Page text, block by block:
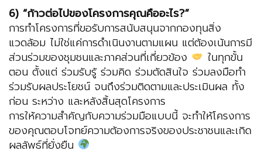
6) “ก้าวต่อไปของโครงการคุณคืออะไร?”
การทำโครงการที่ขอรับการสนับสนุนจากกองทุนสิ่ง
แวดล้อม ไม่ใช่แค่การดำเนินงานตามแผน แต่ต้องเน้นการมี
ส่วนร่วมของชุมชนและภาคส่วนที่เกี่ยวข้อง
ในทุกขั้น
ตอน ตั้งแต่ ร่วมรับรู้ ร่วมคิด ร่วมตัดสินใจ ร่วมลงมือทำ
ร่วมรับผลประโยชน์ จนถึงร่วมติดตามและประเมินผล ทั้ง
ก่อน ระหว่าง และหลังสิ้นสุดโครงการ
การให้ความสำคัญกับความร่วมมือแบบนี้ จะทำให้โครงการ
ของคุณตอบโจทย์ความต้องการจริงของประชาชนและเกิด
ผลลัพธ์ที่ยั่งยืน